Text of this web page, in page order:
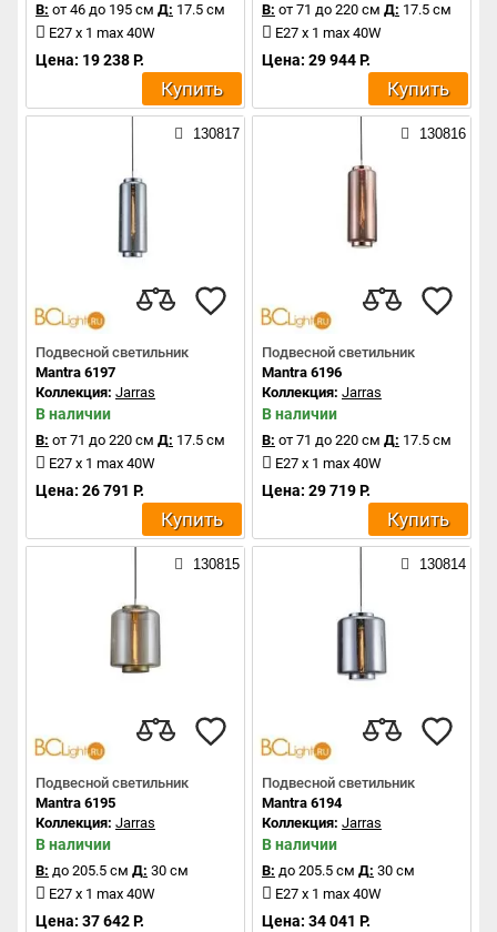
В: от 46 до 195 см Д: 17.5 см
E27 x 1 max 40W
Цена: 19 238 Р.
Купить
В: от 71 до 220 см Д: 17.5 см
E27 x 1 max 40W
Цена: 29 944 Р.
Купить
130817
Подвесной светильник
Mantra 6197
Коллекция: Jarras
В наличии
В: от 71 до 220 см Д: 17.5 см
E27 x 1 max 40W
Цена: 26 791 Р.
Купить
130816
Подвесной светильник
Mantra 6196
Коллекция: Jarras
В наличии
В: от 71 до 220 см Д: 17.5 см
E27 x 1 max 40W
Цена: 29 719 Р.
Купить
130815
Подвесной светильник
Mantra 6195
Коллекция: Jarras
В наличии
В: до 205.5 см Д: 30 см
E27 x 1 max 40W
Цена: 37 642 Р.
130814
Подвесной светильник
Mantra 6194
Коллекция: Jarras
В наличии
В: до 205.5 см Д: 30 см
E27 x 1 max 40W
Цена: 34 041 Р.